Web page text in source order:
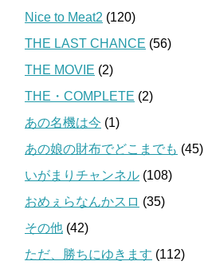
Nice to Meat2 (120)
THE LAST CHANCE (56)
THE MOVIE (2)
THE・COMPLETE (2)
あの名機は今 (1)
あの娘の財布でどこまでも (45)
いがまりチャンネル (108)
おめぇらなんかスロ (35)
その他 (42)
ただ、勝ちにゆきます (112)